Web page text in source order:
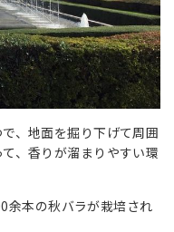
、地面を掘り下げて周囲
、香りが溜まりやすい環
余本の秋バラが栽培され